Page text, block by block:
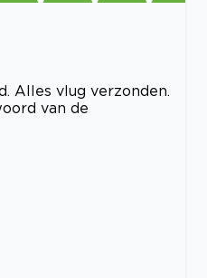
Alles vlug verzonden.
van de